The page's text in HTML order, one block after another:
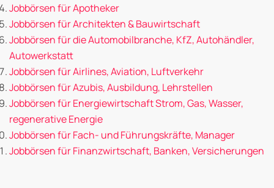
Jobbörsen für Apotheker
Jobbörsen für Architekten & Bauwirtschaft
Jobbörsen für die Automobilbranche, KfZ, Autohändler,
Autowerkstatt
Jobbörsen für Airlines, Aviation, Luftverkehr
Jobbörsen für Azubis, Ausbildung, Lehrstellen
Jobbörsen für Energiewirtschaft Strom, Gas, Wasser,
regenerative Energie
Jobbörsen für Fach- und Führungskräfte, Manager
Jobbörsen für Finanzwirtschaft, Banken, Versicherungen